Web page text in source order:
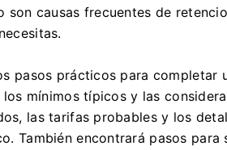
son causas frecuentes de
pasos prácticos para completar
mínimos típicos y las
las tarifas probables y los
También encontrará pasos